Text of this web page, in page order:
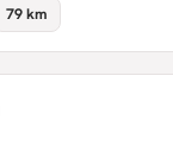
79 km